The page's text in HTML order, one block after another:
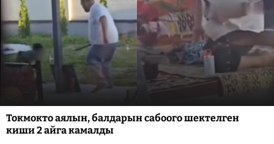
Токмокто аялын, балдарын сабоого шектелген
киши 2 айга камалды